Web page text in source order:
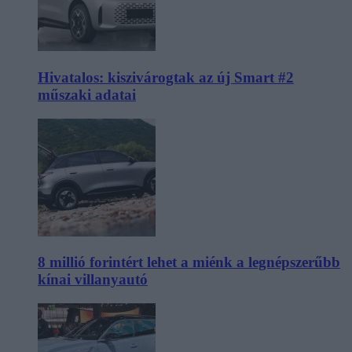
Hivatalos: kiszivárogtak az új Smart #2
műszaki adatai
8 millió forintért lehet a miénk a legnépszerűbb
kínai villanyautó